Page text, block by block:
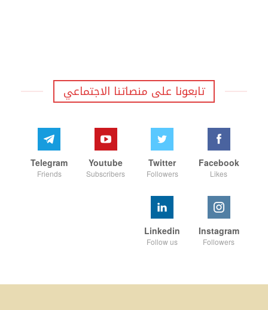
تابعونا على منصاتنا الاجتماعي
Facebook
Likes
Twitter
Followers
Youtube
Subscribers
Telegram
Friends
Instagram
Followers
Linkedin
Follow us